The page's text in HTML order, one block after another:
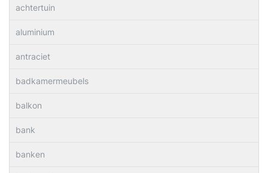
achtertuin
aluminium
antraciet
badkamermeubels
balkon
bank
banken